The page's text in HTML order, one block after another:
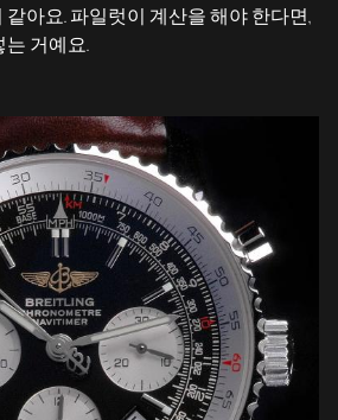
아요. 파일럿이 계산을 해야 한다면,
는 거예요.